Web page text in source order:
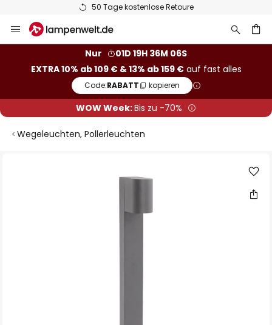
50 Tage kostenlose Retoure
Inhalt
Nur
01D 19H 36M 05S
EXTRA 10% ab 109 € & 13% ab 159 €auf fast alles
Code:RABATT kopieren
WOW Week:Bis zu -70%
Wegeleuchten, Pollerleuchten